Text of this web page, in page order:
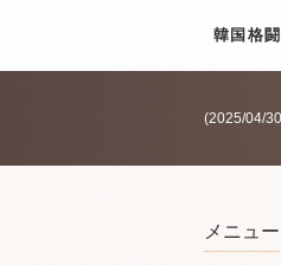
韓国格
(2025/04/
メニュー